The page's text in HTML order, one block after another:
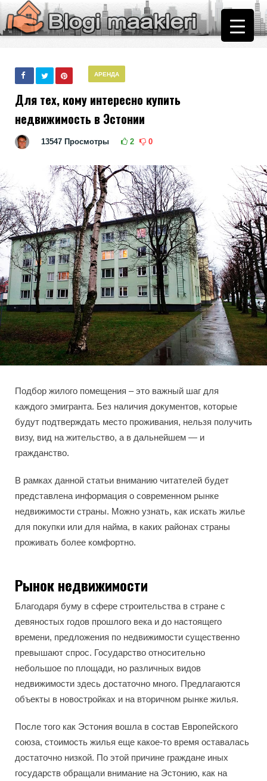
АРЕНДА
Для тех, кому интересно купить
недвижимость в Эстонии
13547 Просмотры 2 0
Подбор жилого помещения – это важный шаг для
каждого эмигранта. Без наличия документов, которые
будут подтверждать место проживания, нельзя получить
визу, вид на жительство, а в дальнейшем — и
гражданство.
В рамках данной статьи вниманию читателей будет
представлена информация о современном рынке
недвижимости страны. Можно узнать, как искать жилье
для покупки или для найма, в каких районах страны
проживать более комфортно.
Рынок недвижимости
Благодаря буму в сфере строительства в стране с
девяностых годов прошлого века и до настоящего
времени, предложения по недвижимости существенно
превышают спрос. Государство относительно
небольшое по площади, но различных видов
недвижимости здесь достаточно много. Предлагаются
объекты в новостройках и на вторичном рынке жилья.
После того как Эстония вошла в состав Европейского
союза, стоимость жилья еще какое-то время оставалась
достаточно низкой. По этой причине граждане иных
государств обращали внимание на Эстонию, как на